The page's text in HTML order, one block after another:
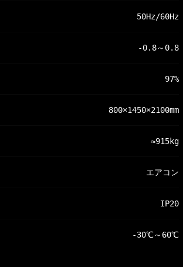
50Hz/60Hz
-0.8～0.8
97%
800×1450×2100mm
≈915kg
エアコン
IP20
-30℃～60℃